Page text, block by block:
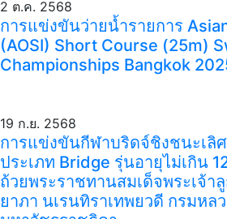
2 ต.ค. 2568
การแข่งขันว่ายน้ำรายการ
(AOSI) Short Course (25m)
Championships Bangkok
19 ก.ย. 2568
การแข่งขันกีฬาบริดจ์ชิงชนะเลิ
ประเภท Bridge รุ่นอายุไม่เกิน
ถ้วยพระราชทานสมเด็จพระเจ้า
ยาภา นเรนทิราเทพยวดี กรมห